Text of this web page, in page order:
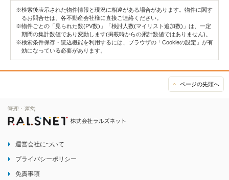
※検索後表示された物件情報と現況に相違がある場合があります。物件に関す
るお問合せは、各不動産会社様に直接ご連絡ください。
※物件ごとの「見られた数(PV数)」「検討人数(マイリスト追加数)」は、一定
期間の集計数値であり変動します(掲載時からの累計数値ではありません)。
※検索条件保存・読込機能を利用するには、ブラウザの「Cookieの設定」が有
効になっている必要があります。
ページの先頭へ
運営会社について
プライバシーポリシー
免責事項